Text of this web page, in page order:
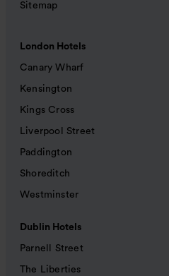
Sitemap
London Hotels
Canary Wharf
Kensington
Kings Cross
Liverpool Street
Paddington
Shoreditch
Westminster
Dublin Hotels
Parnell Street
The Liberties